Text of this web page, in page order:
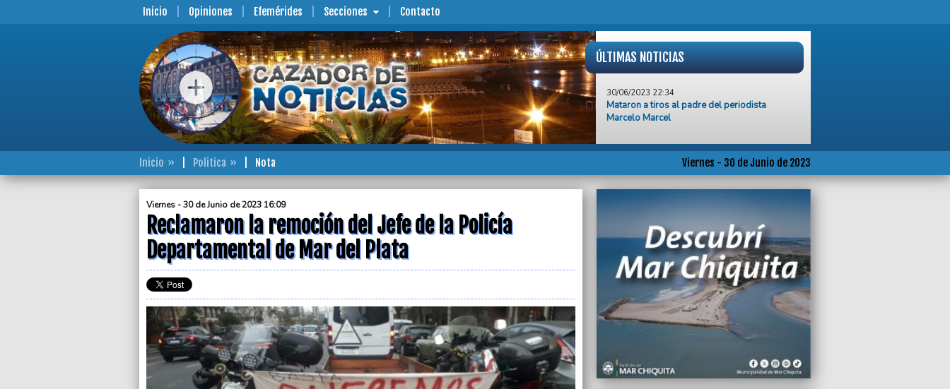
Inicio Opiniones Efemérides Secciones Contacto
ÚLTIMAS NOTICIAS
Mataron a tiros al padre del periodista
Marcelo Marcel
En la apertura de la Semana Social, monseñor
Ojea llamó a "recuperar la pertenencia a la
30/06/2023 20:03
"Massa es la síntesis que representa al
expresó Daniel Sosa
30/06/2023 19:31
Nuevo equipamiento para el sistema público
de salud de Mar Chiquita
30/06/2023 17:09
"Casi la mitad son alumnos extranjeros", dijo
Patricia Bullrich sobre las universidades
30/06/2023 16:09
Reclamaron la remoción del Jefe de la Policía
Viernes - 30 de Junio de 2023
Inicio Politica Nota
Viernes - 30 de Junio de 2023 16:09
Reclamaron la remoción del Jefe de la Policía
Departamental de Mar del Plata